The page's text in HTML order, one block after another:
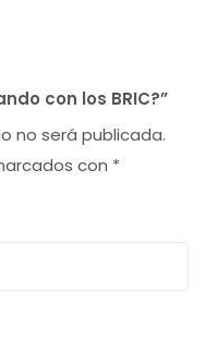
con los BRIC?”
no será publicada.
con *